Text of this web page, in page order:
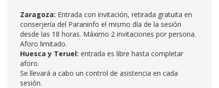
Zaragoza: Entrada con invitación, retirada gratuita en
conserjería del Paraninfo el mismo día de la sesión
desde las 18 horas. Máximo 2 invitaciones por persona.
Aforo limitado.
Huesca y Teruel: entrada es libre hasta completar
aforo.
Se llevará a cabo un control de asistencia en cada
sesión.